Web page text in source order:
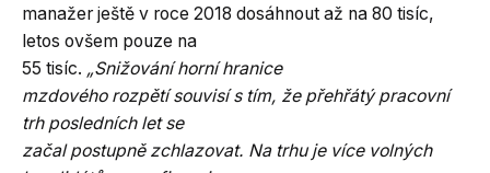
manažer ještě v roce 2018 dosáhnout až na 80 tisíc,
letos ovšem pouze na
55 tisíc. „Snižování horní hranice
mzdového rozpětí souvisí s tím, že přehřátý pracovní
trh posledních let se
začal postupně zchlazovat. Na trhu je více volných